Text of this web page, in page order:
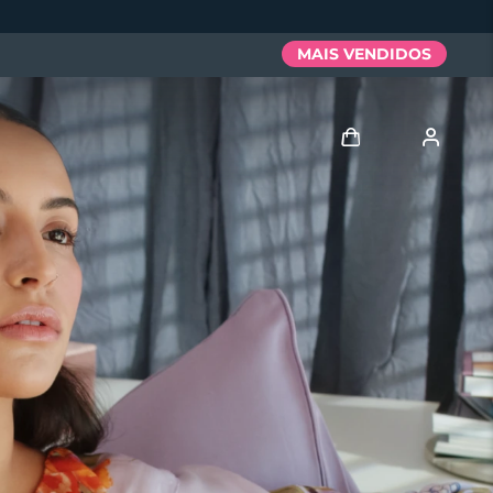
MAIS VENDIDOS
Entrar
Perfil de usuário
Meus aparelhos
Meus pedidos
Meus endereços
As minhas subscrições